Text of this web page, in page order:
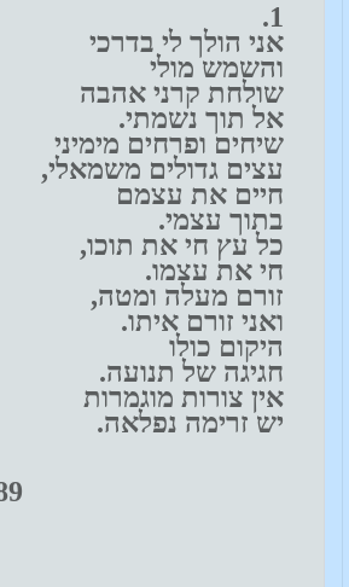
1.
אני הולך לי בדרכי
והשמש מולי
שולחת קרני אהבה
אל תוך נשמתי.
שיחים ופרחים מימיני
עצים גדולים משמאלי,
חיים את עצמם
בתוך עצמי.
כל עץ חי את תוכו,
חי את עצמו.
זורם מעלה ומטה,
ואני זורם איתו.
היקום כולו
חגיגה של תנועה.
אין צורות מוגמרות
יש זרימה נפלאה.